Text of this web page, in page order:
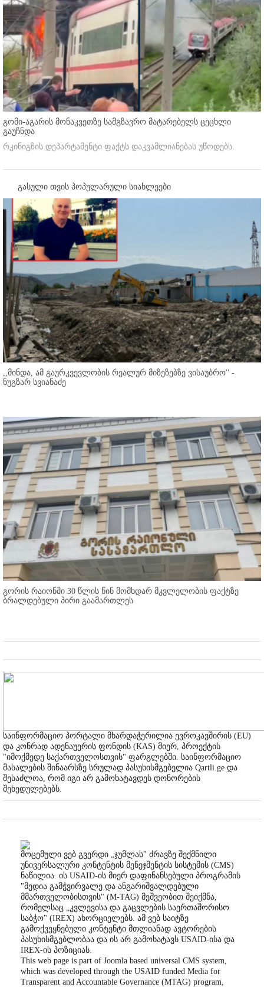
გომი-აგარის მონაკვეთზე სამგზავრო მატარებელს ცეცხლი
გაუჩნდა
რკინიგზის დეპარტამენტი ფაქტს დაკვამლიანებას უწოდებს.
გასული თვის პოპულარული სიახლეები
,,მინდა, ამ გაურკვევლობის რეალურ მიზეზებზე ვისაუბრო'' -
ნუგზარ სვიანაძე
გორის რაიონში 30 წლის წინ მომხდარ მკვლელობის ფაქტზე
ბრალდებული პირი გაამართლეს
საინფორმაციო პორტალი მხარდაჭერილია ევროკავშირის (EU)
და კონრად ადენაუერის ფონდის (KAS) მიერ, პროექტის
"იმოქმედე საქართველოსთვის" ფარგლებში. საინფორმაციო
მასალების შინაარსზე სრულად პასუხისმგებელია Qartli.ge და
შესაძლოა, რომ იგი არ გამოხატავდეს დონორების
შეხედულებებს.
მოცემული ვებ გვერდი „ჯუმლას" ძრავზე შექმნილი
უნივერსალური კონტენტის მენეჯმენტის სისტემის (CMS)
ნაწილია. ის USAID-ის მიერ დაფინანსებული პროგრამის
"მედია გამჭვირვალე და ანგარიშვალდებული
მმართველობისთვის" (M-TAG) მეშვეობით შეიქმნა,
რომელსაც „კვლევისა და გაცვლების საერთაშორისო
საბჭო" (IREX) ახორციელებს. ამ ვებ საიტზე
გამოქვეყნებული კონტენტი მთლიანად ავტორების
პასუხისმგებლობაა და ის არ გამოხატავს USAID-ისა და
IREX-ის პოზიციას.
This web page is part of Joomla based universal CMS system,
which was developed through the USAID funded Media for
Transparent and Accountable Governance (MTAG) program,